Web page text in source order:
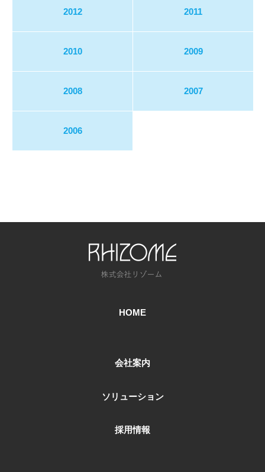
2012 2011
2010 2009
2008 2007
2006
HOME
会社案内
ソリューション
採用情報